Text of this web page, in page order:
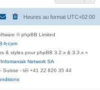
Heures au format UTC+02:00
© phpBB Limited
fr.com
& styles pour phpBB 3.2.x & 3.3.x »
Infomaniak Network SA
Suisse - tél +41 22 820 35 44